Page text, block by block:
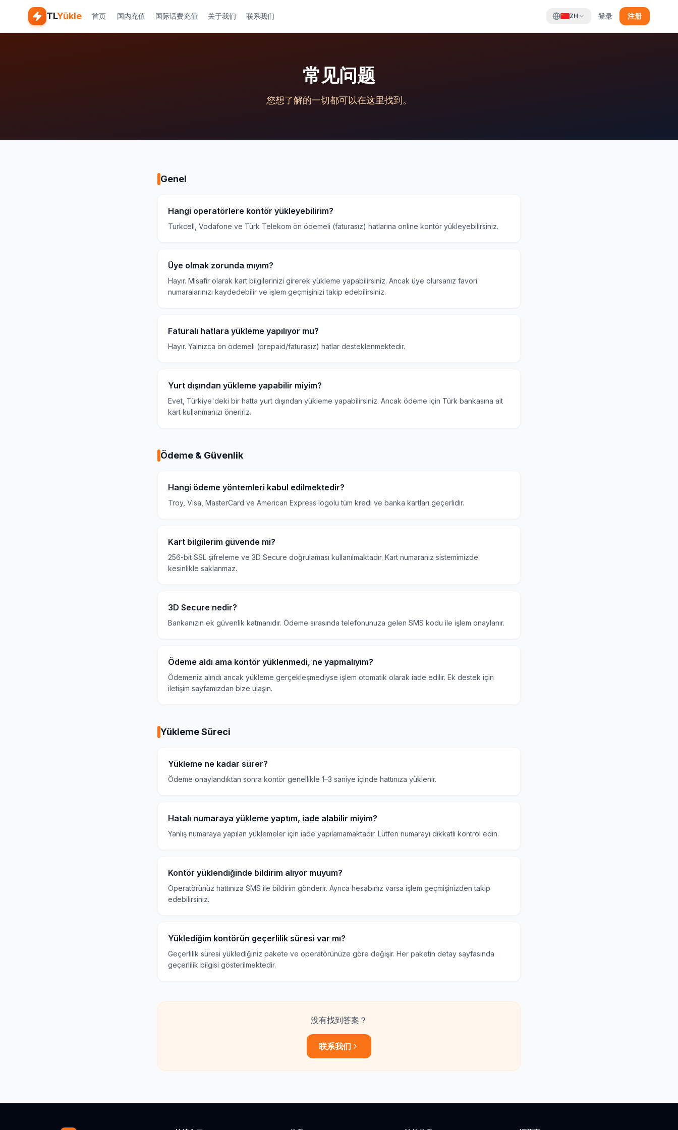
TLYükle 首页 国内充值 国际话费充值 关于我们 联系我们 ZH 登录 注册
常见问题
您想了解的一切都可以在这里找到。
Genel
Hangi operatörlere kontör yükleyebilirim?
Turkcell, Vodafone ve Türk Telekom ön ödemeli (faturasız) hatlarına online kontör yükleyebilirsiniz.
Üye olmak zorunda mıyım?
Hayır. Misafir olarak kart bilgilerinizi girerek yükleme yapabilirsiniz. Ancak üye olursanız favori
numaralarınızı kaydedebilir ve işlem geçmişinizi takip edebilirsiniz.
Faturalı hatlara yükleme yapılıyor mu?
Hayır. Yalnızca ön ödemeli (prepaid/faturasız) hatlar desteklenmektedir.
Yurt dışından yükleme yapabilir miyim?
Evet, Türkiye'deki bir hatta yurt dışından yükleme yapabilirsiniz. Ancak ödeme için Türk bankasına ait
kart kullanmanızı öneririz.
Ödeme & Güvenlik
Hangi ödeme yöntemleri kabul edilmektedir?
Troy, Visa, MasterCard ve American Express logolu tüm kredi ve banka kartları geçerlidir.
Kart bilgilerim güvende mi?
256-bit SSL şifreleme ve 3D Secure doğrulaması kullanılmaktadır. Kart numaranız sistemimizde
kesinlikle saklanmaz.
3D Secure nedir?
Bankanızın ek güvenlik katmanıdır. Ödeme sırasında telefonunuza gelen SMS kodu ile işlem onaylanır.
Ödeme aldı ama kontör yüklenmedi, ne yapmalıyım?
Ödemeniz alındı ancak yükleme gerçekleşmediyse işlem otomatik olarak iade edilir. Ek destek için
iletişim sayfamızdan bize ulaşın.
Yükleme Süreci
Yükleme ne kadar sürer?
Ödeme onaylandıktan sonra kontör genellikle 1–3 saniye içinde hattınıza yüklenir.
Hatalı numaraya yükleme yaptım, iade alabilir miyim?
Yanlış numaraya yapılan yüklemeler için iade yapılamamaktadır. Lütfen numarayı dikkatli kontrol edin.
Kontör yüklendiğinde bildirim alıyor muyum?
Operatörünüz hattınıza SMS ile bildirim gönderir. Ayrıca hesabınız varsa işlem geçmişinizden takip
edebilirsiniz.
Yüklediğim kontörün geçerlilik süresi var mı?
Geçerlilik süresi yüklediğiniz pakete ve operatörünüze göre değişir. Her paketin detay sayfasında
geçerlilik bilgisi gösterilmektedir.
没有找到答案？
联系我们